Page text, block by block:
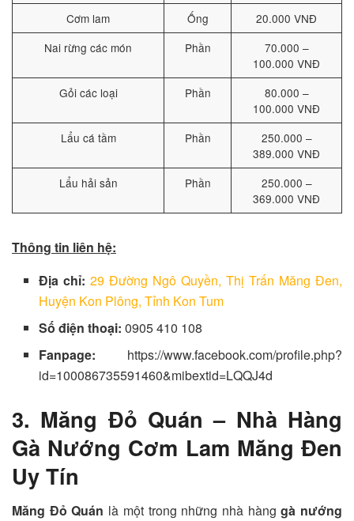
Cơm lam
Ống
20.000 VNĐ
Nai rừng các món
Phần
70.000 –
100.000 VNĐ
Gỏi các loại
Phần
80.000 –
100.000 VNĐ
Lẩu cá tầm
Phần
250.000 –
389.000 VNĐ
Lẩu hải sản
Phần
250.000 –
369.000 VNĐ
Thông tin liên hệ:
Địa chỉ:29 Đường Ngô Quyền, Thị Trấn Măng Đen,
Huyện Kon Plông, Tỉnh Kon Tum
Số điện thoại: 0905 410 108
Fanpage: https://www.facebook.com/profile.php?
id=100086735591460&mibextid=LQQJ4d
3. Măng Đỏ Quán – Nhà Hàng
Gà Nướng Cơm Lam Măng Đen
Uy Tín
Măng Đỏ Quán là một trong những nhà hànggà nướng